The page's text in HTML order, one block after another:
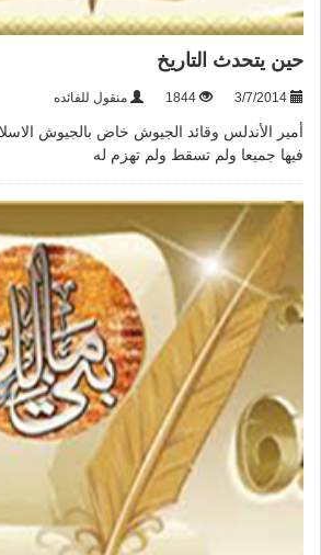
حين يتحدث التاريخ
1844 منقول للفائده
فيها جميعا ولم تسقط ولم تهزم له